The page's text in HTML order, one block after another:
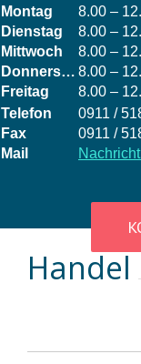
Montag
8.00 –
Dienstag
8.00 –
Mittwoch
8.00 –
Donnerstag 8.00 –
Freitag
8.00 –
Telefon
0911 /
Fax
0911 /
Mail
Handel